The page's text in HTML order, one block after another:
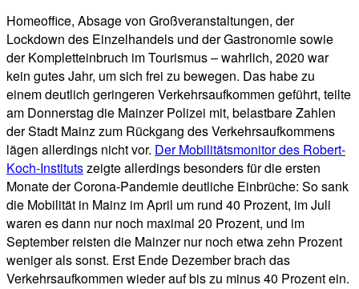
Homeoffice, Absage von Großveranstaltungen, der
Lockdown des Einzelhandels und der Gastronomie sowie
der Kompletteinbruch im Tourismus – wahrlich, 2020 war
kein gutes Jahr, um sich frei zu bewegen. Das habe zu
einem deutlich geringeren Verkehrsaufkommen geführt, teilte
am Donnerstag die Mainzer Polizei mit, belastbare Zahlen
der Stadt Mainz zum Rückgang des Verkehrsaufkommens
lägen allerdings nicht vor. Der Mobilitätsmonitor des Robert-
Koch-Institutszeigte allerdings besonders für die ersten
Monate der Corona-Pandemie deutliche Einbrüche: So sank
die Mobilität in Mainz im April um rund 40 Prozent, im Juli
waren es dann nur noch maximal 20 Prozent, und im
September reisten die Mainzer nur noch etwa zehn Prozent
weniger als sonst. Erst Ende Dezember brach das
Verkehrsaufkommen wieder auf bis zu minus 40 Prozent ein.